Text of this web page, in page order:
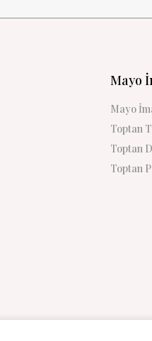
Mayo
Mayo
Toptan
Toptan
Toptan